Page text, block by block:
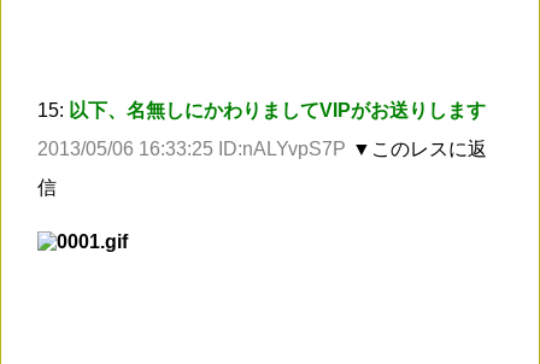
15: 以下、名無しにかわりましてVIPがお送りします
2013/05/06 16:33:25 ID:nALYvpS7P ▼このレスに返
信